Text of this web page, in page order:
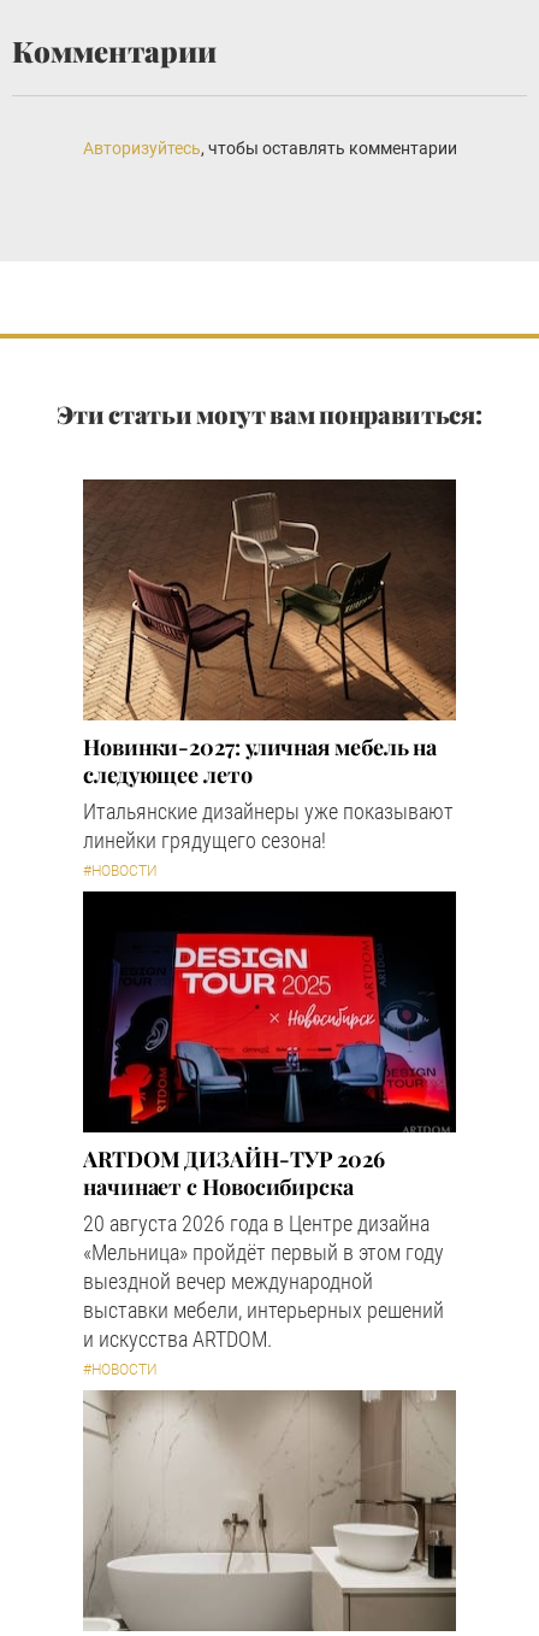
Комментарии
Авторизуйтесь, чтобы оставлять комментарии
Эти статьи могут вам понравиться:
Новинки-2027: уличная мебель на
следующее лето
Итальянские дизайнеры уже показывают
линейки грядущего сезона!
#НОВОСТИ
ARTDOM ДИЗАЙН-ТУР 2026
начинает с Новосибирска
20 августа 2026 года в Центре дизайна
«Мельница» пройдёт первый в этом году
выездной вечер международной
выставки мебели, интерьерных решений
и искусства ARTDOM.
#НОВОСТИ